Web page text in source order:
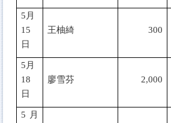
5 月
15
日
王柚綺 300
5 月
18
日
廖雪芬 2,000
5 月